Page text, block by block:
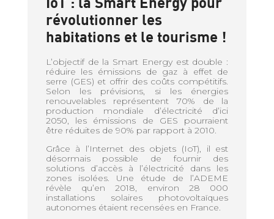
révolutionner les
habitations et le tourisme !
L’objectif de la Smart Energy est double :
réduire les émissions de gaz à effet de
serre (GES) et offrir des coûts compétitifs.
Selon les prévisions, si les énergies
renouvelables représentent 70% de la
production mondiale d’électricité d’ici
2050, les émissions de GES pourraient
être réduites de 90% par rapport à 2010.
Grâce à l’Internet des objets (IoT), il est
désormais possible de fournir des
solutions d’accès à l’électricité dans les
zones isolées. Une étude de l’ADEME
révèle qu’en 2018, environ 28 000
installations solaires photovoltaïques
autonomes étaient recensées en France.